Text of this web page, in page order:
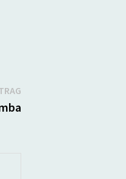
Nächster
Beitrag: